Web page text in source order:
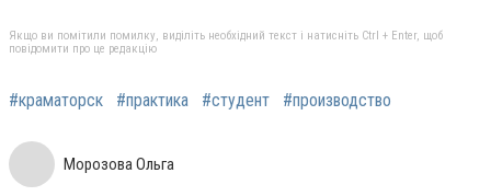
Якщо ви помітили помилку, виділіть необхідний текст і натисніть Ctrl + Enter, щоб
повідомити про це редакцію
#краматорск #практика #студент #производство
Морозова Ольга